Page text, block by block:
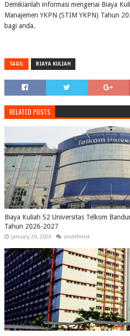
Demikianlah informasi mengenai Biaya
Manajemen YKPN (STIM YKPN) Tahun
bagi anda.
TAGS: BIAYA KULIAH
RELATED POSTS
Biaya Kuliah S2 Universitas Telkom
Tahun 2026-2027
January 20, 2026 undefined